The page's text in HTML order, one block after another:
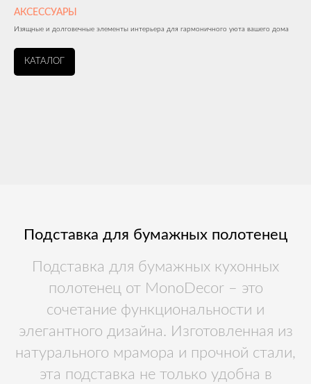
АКСЕССУАРЫ
Изящные и долговечные элементы интерьера для гармоничного уюта вашего дома
КАТАЛОГ
Подставка для бумажных полотенец
Подставка для бумажных кухонных
полотенец от MonoDecor – это
сочетание функциональности и
элегантного дизайна. Изготовленная из
натурального мрамора и прочной стали,
эта подставка не только удобна в